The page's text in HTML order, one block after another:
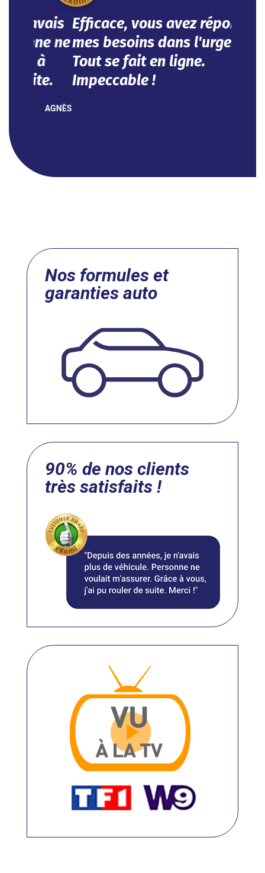
Efficace, vous avez répondu à
mes besoins dans l'urgence.
Tout se fait en ligne.
Impeccable !
garanties auto
très satisfaits !